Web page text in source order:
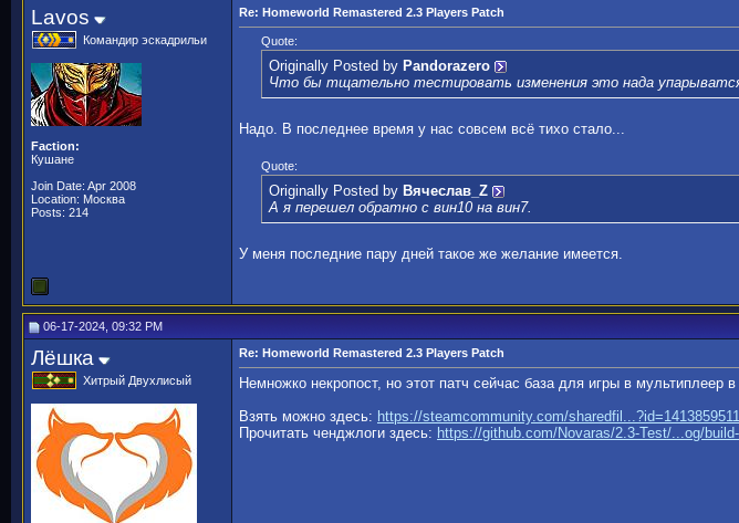
Lavos
Командир эскадрильи
Faction:
Кушане
Join Date: Apr 2008
Location: Москва
Posts: 214
Re: Homeworld Remastered 2.3 Players Patch
Quote:
Originally Posted by Pandorazero
Что бы тщательно тестировать изменения это нада
Надо. В последнее время у нас совсем всё тихо стало...
Quote:
Originally Posted by Вячеслав_Z
А я перешел обратно с вин10 на вин7.
У меня последние пару дней такое же желание имеется.
06-17-2024, 09:32 PM
Лёшка
Хитрый Двухлисый
Re: Homeworld Remastered 2.3 Players Patch
Немножко некропост, но этот патч сейчас база для игры в мультиплеер
Взять можно здесь: https://steamcommunity.com/sharedfil...?id=1413859511
Прочитать ченджлоги здесь: https://github.com/Novaras/2.3-Test/...og/